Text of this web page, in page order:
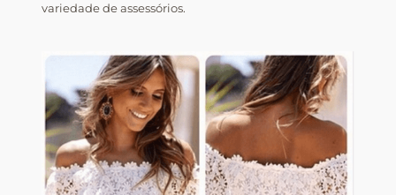
variedade de assessórios.